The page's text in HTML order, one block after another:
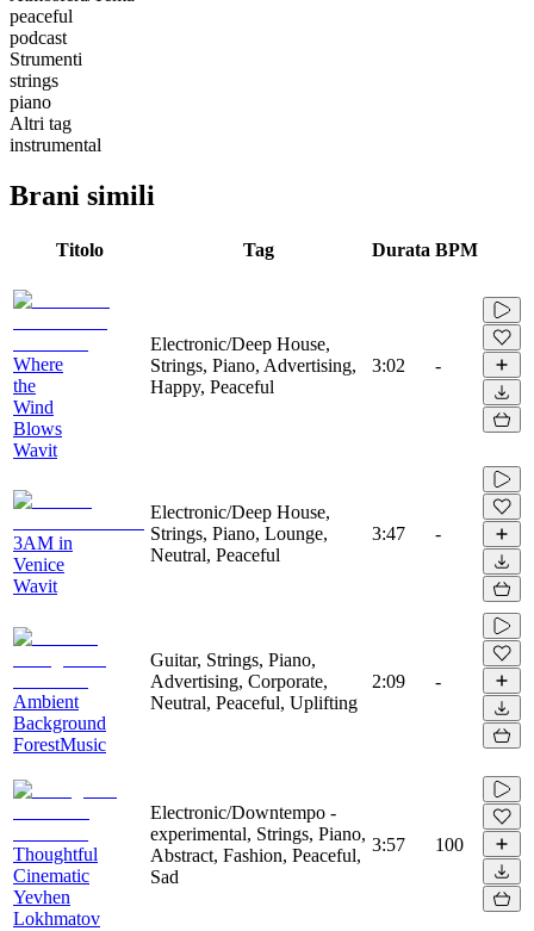
peaceful
podcast
Strumenti
strings
piano
Altri tag
instrumental
Brani simili
Titolo Tag Durata BPM
Where
the
Wind
Blows
Wavit
Electronic/Deep House,
Strings, Piano, Advertising,
Happy, Peaceful
3:02 -
3AM in
Venice
Wavit
Electronic/Deep House,
Strings, Piano, Lounge,
Neutral, Peaceful
3:47 -
Ambient
Background
ForestMusic
Guitar, Strings, Piano,
Advertising, Corporate,
Neutral, Peaceful, Uplifting
2:09 -
Thoughtful
Cinematic
Yevhen
Lokhmatov
Electronic/Downtempo -
experimental, Strings, Piano,
Abstract, Fashion, Peaceful,
Sad
3:57 100